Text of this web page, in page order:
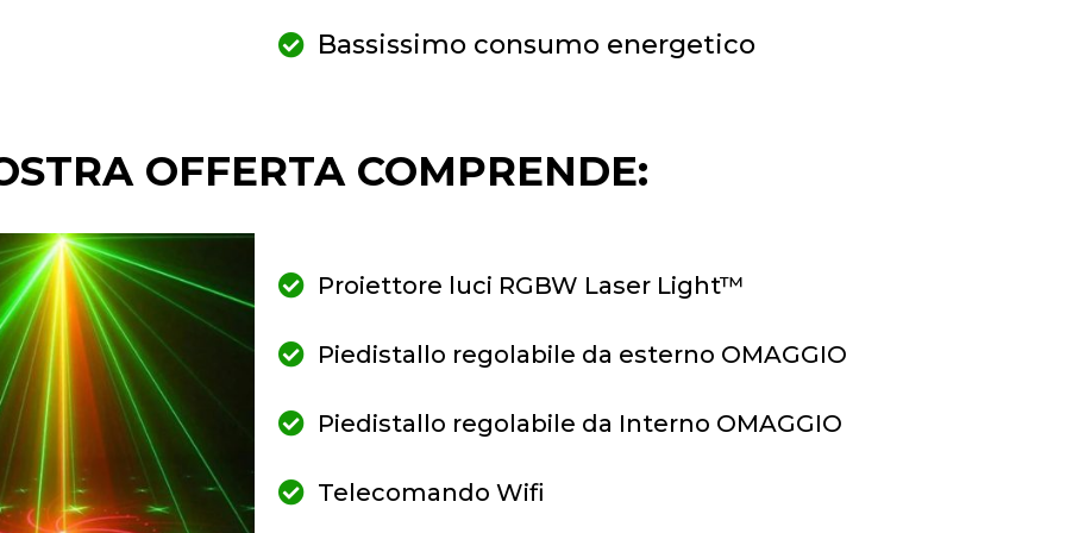
Bassissimo consumo energetico
OFFERTA COMPRENDE:
Proiettore luci RGBW Laser Light™
Piedistallo regolabile da esterno OMAGGIO
Piedistallo regolabile da Interno OMAGGIO
Telecomando Wifi